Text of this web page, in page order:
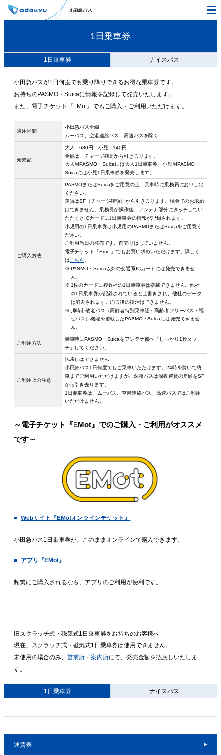
1日乗車券
1日乗車券 ナイスパス
小田急バスが1日何度でも乗り降りできるお得な乗車券です。
お持ちのPASMO・Suicaに情報を記録して発売いたします。
また、電子チケット『EMot』でもご購入・ご利用いただけます。
適用区間
小田急バス全線
ムーバス、空港連絡バス、高速バスを除く
発売額
大人：680円 小児：140円
金額は、チャージ残高から引き去ります。
大人用PASMO・Suicaには大人1日乗車券、小児用PASMO・
Suicaには小児1日乗車券を発売します。
ご購入方法
PASMOまたはSuicaをご用意の上、乗車時に乗務員にお申し出
ください。
運賃はSF（チャージ残額）から引き去ります。現金でのお求め
はできません。乗務員が操作後、アンテナ部分にタッチしてい
ただくとICカードに1日乗車券の情報が記録されます。
小児用の1日乗車券は小児用のPASMOまたはSuicaをご用意く
ださい。
ご利用当日の発売です。前売りはしていません。
電子チケット「Emot」でもお買い求めいただけます。詳しく
は こちら
PASMO・Suica以外の交通系ICカードには発売できませ
ん。
1枚のカードに複数社の1日乗車券は搭載できません。他社
の1日乗車券が記録されていると上書きされ、他社のデータ
は消去されます。消去後の復活はできません。
川崎市敬老パス（高齢者特別乗車証・高齢者フリーパス・福
祉パス）機能を搭載したPASMO・Suicaには発売できませ
ん。
ご利用方法
乗車時にPASMO・Suicaをアンテナ部へ「しっかり1秒タッ
チ」してください。
ご利用上の注意
払戻しはできません。
小田急バス1日何度でもご乗車いただけます。24時を跨いで終
車までご利用いただけますが、深夜バスは深夜運賃の差額をSF
から引き去ります。
1日乗車券は、ムーバス、空港連絡バス、高速バスではご利用
いただけません。
～電子チケット『EMot』でのご購入・ご利用がオススメ
です～
Webサイト『EMotオンラインチケット』
小田急バス1日乗車券が、このままオンラインで購入できます。
アプリ『EMot』
頻繁にご購入されるなら、アプリのご利用が便利です。
旧スクラッチ式・磁気式1日乗車券をお持ちのお客様へ
現在、スクラッチ式・磁気式1日乗車券は使用できません。
未使用の場合のみ、 営業所・案内所にて、発売金額を払戻しいたしま
す。
1日乗車券 ナイスパス
運賃表